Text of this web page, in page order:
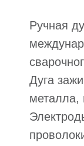
Ручная
Дуга
металла,